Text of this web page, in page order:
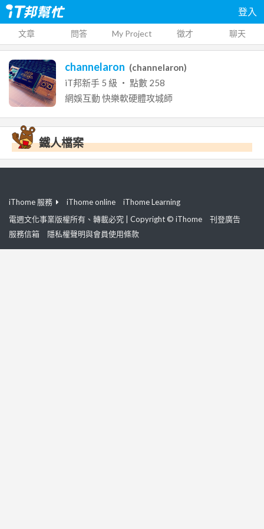
登入
文章 問答 My Project 徵才 聊天
channelaron (channelaron)
iT邦新手 5 級 ‧ 點數 258
網娛互動 快樂軟硬體攻城師
鐵人檔案
iThome 服務 iThome online
iThome Learning
電週文化事業版權所有、轉載必究 | Copyright © iThome
刊登廣告
服務信箱
隱私權聲明與會員使用條款